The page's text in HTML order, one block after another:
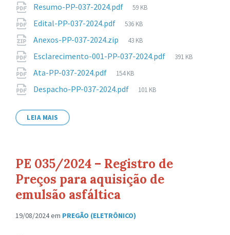
Anexos
Resumo-PP-037-2024.pdf
Tamanho
arquivo:
59 KB
Edital-PP-037-2024.pdf
Tamanho
arquivo:
536 KB
Anexos-PP-037-2024.zip
Tamanho
arquivo:
43 KB
Esclarecimento-001-PP-037-2024.pdf
Tamanho
391 KB
Ata-PP-037-2024.pdf
Tamanho
arquivo:
154 KB
Despacho-PP-037-2024.pdf
Tamanho
101 KB
LEIA MAIS
PE 035/2024 – Registro de
Preços para aquisição de
emulsão asfáltica
19/08/2024em PREGÃO (ELETRÔNICO)